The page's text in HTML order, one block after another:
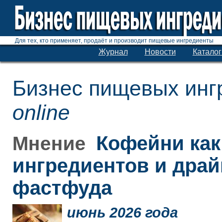
Для тех, кто применяет, продаёт и производит пищевые ингредиенты
Журнал Новости
Бизнес пищевых
online
Мнение Кофейни
ингредиентов и
фастфуда
июнь 2026 года